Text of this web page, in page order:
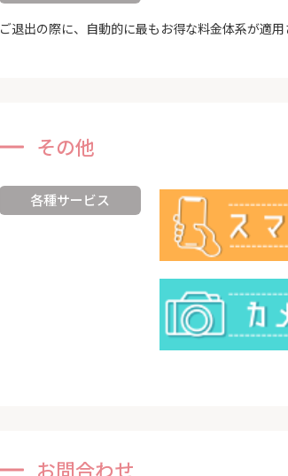
ご退出の際に、自動的に最もお得な料金体系が適用
その他
各種サービス
お問合わせ